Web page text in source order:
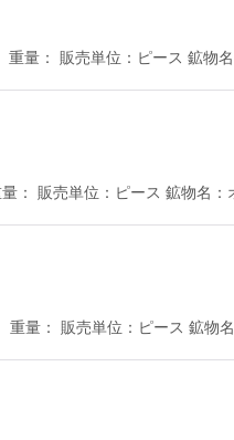
量： 販売単位：ピース 鉱物
販売単位：ピース 鉱物名
量： 販売単位：ピース 鉱物